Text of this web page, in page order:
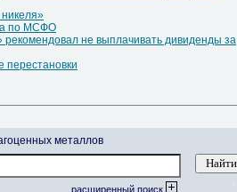
никеля»
по МСФО
не выплачивать дивиденды за
перестановки
металлов
расширенный поиск